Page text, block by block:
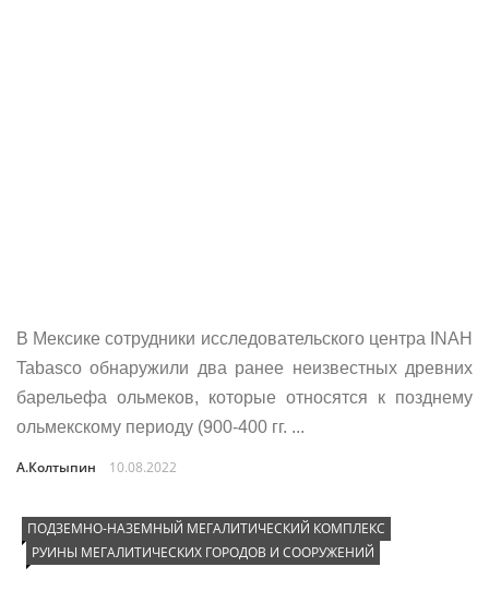
В Мексике сотрудники исследовательского центра INAH
Tabasco обнаружили два ранее неизвестных древних
барельефа ольмеков, которые относятся к позднему
ольмекскому периоду (900-400 гг. ...
А.Колтыпин 10.08.2022
ПОДЗЕМНО-НАЗЕМНЫЙ МЕГАЛИТИЧЕСКИЙ КОМПЛЕКС
РУИНЫ МЕГАЛИТИЧЕСКИХ ГОРОДОВ И СООРУЖЕНИЙ